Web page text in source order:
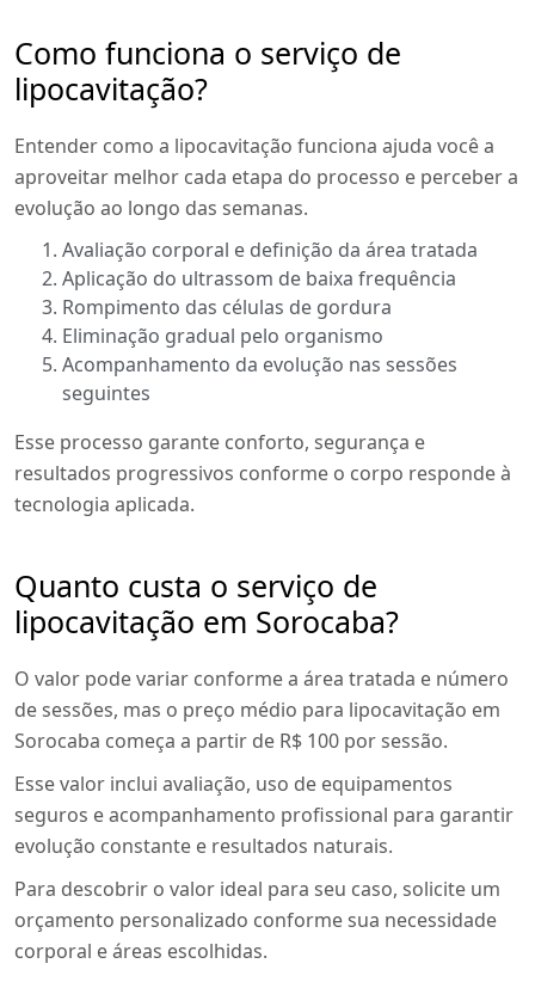
Como funciona o serviço de
lipocavitação?
Entender como a lipocavitação funciona ajuda você a
aproveitar melhor cada etapa do processo e perceber a
evolução ao longo das semanas.
Avaliação corporal e definição da área tratada
Aplicação do ultrassom de baixa frequência
Rompimento das células de gordura
Eliminação gradual pelo organismo
Acompanhamento da evolução nas sessões
seguintes
Esse processo garante conforto, segurança e
resultados progressivos conforme o corpo responde à
tecnologia aplicada.
Quanto custa o serviço de
lipocavitação em Sorocaba?
O valor pode variar conforme a área tratada e número
de sessões, mas o preço médio para lipocavitação em
Sorocaba começa a partir de R$ 100 por sessão.
Esse valor inclui avaliação, uso de equipamentos
seguros e acompanhamento profissional para garantir
evolução constante e resultados naturais.
Para descobrir o valor ideal para seu caso, solicite um
orçamento personalizado conforme sua necessidade
corporal e áreas escolhidas.